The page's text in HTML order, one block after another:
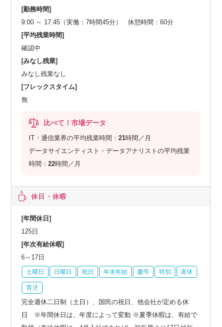
[勤務時間]
9:00 ～ 17:45（実働：7時間45分） 休憩時間：60分
[平均残業時間]
確認中
[みなし残業]
みなし残業なし
[フレックスタイム]
無
比べて！市場データ
IT・通信業界の平均残業時間：21時間／月
データサイエンティスト・データアナリストの平均残業
時間：22時間／月
休日・休暇
[年間休日]
125日
[年次有給休暇]
6～17日
土曜日 日曜日 祝日 年末年始 慶弔 特別 産休
育児
完全週休二日制（土日）、国民の祝日、他会社が定める休
日 ※年間休日は、年度によって変動 ※夏季休暇は、有給で